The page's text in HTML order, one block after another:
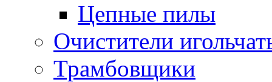
Цепные пилы
Очистители
Трамбовщики